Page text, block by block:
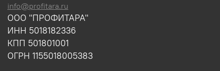
info@profitara.ru
ООО "ПРОФИТАРА"
ИНН 5018182336
КПП 501801001
ОГРН 1155018005383